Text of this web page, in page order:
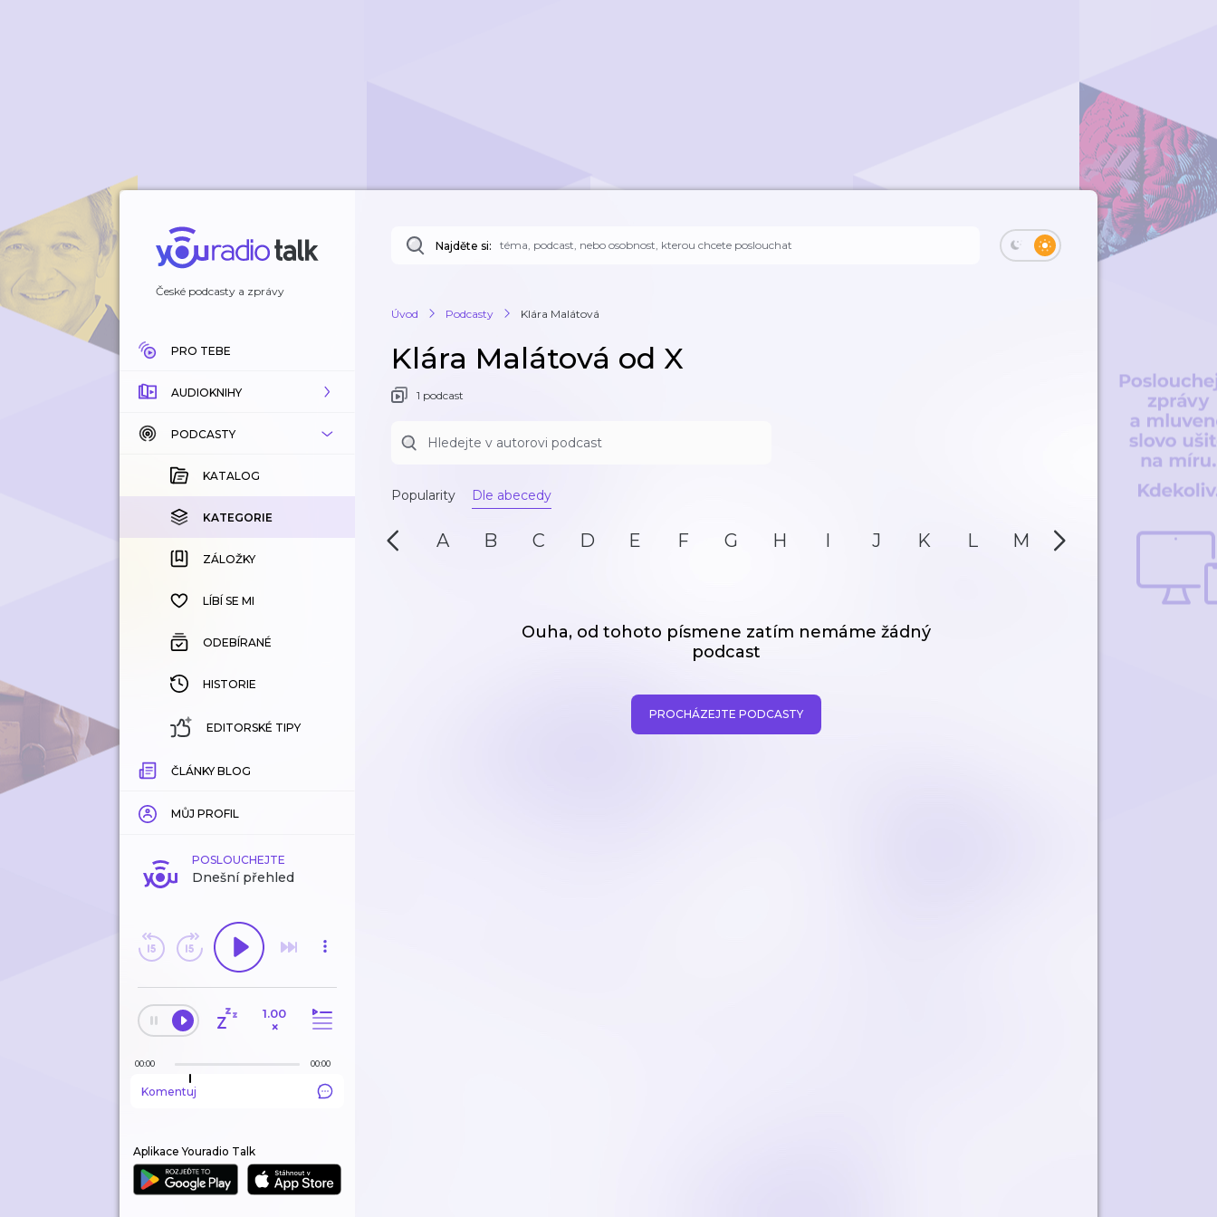
České podcasty a zprávy
PRO TEBE
AUDIOKNIHY
KATALOG
KOUPENÉ
KATEGORIE
ZÁLOŽKY
HISTORIE
PODCASTY
KATALOG
KATEGORIE
ZÁLOŽKY
LÍBÍ SE MI
ODEBÍRANÉ
HISTORIE
EDITORSKÉ TIPY
ČLÁNKY BLOG
MŮJ PROFIL
POSLOUCHEJTE
Dnešní přehled
1.00
×
00:00 00:00
Komentuj
Aplikace Youradio Talk
Najděte si:
Úvod Podcasty Klára Malátová
Klára Malátová od X
1 podcast
Popularity Dle abecedy
A B C D E F G H I J K L M N P
Ouha, od tohoto písmene zatím nemáme žádný
podcast
PROCHÁZEJTE PODCASTY